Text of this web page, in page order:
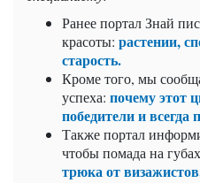
Ранее портал Знай
красоты: растении,
старость.
Кроме того, мы
успеха: почему этот
победители и
Также портал
чтобы помада на
трюка от